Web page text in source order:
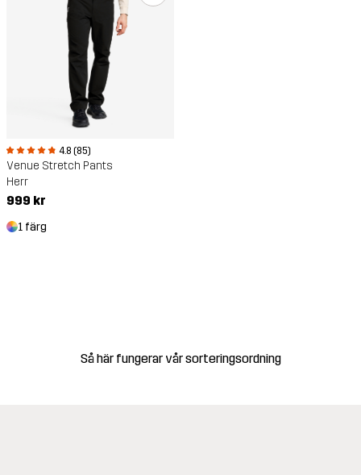
4.8 (85)
Venue Stretch Pants
Herr
999 kr
1 färg
Så här fungerar vår sorteringsordning